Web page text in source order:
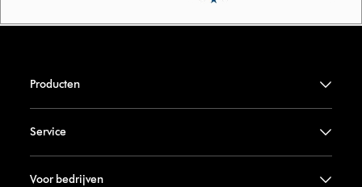
Producten
Service
Voor bedrijven